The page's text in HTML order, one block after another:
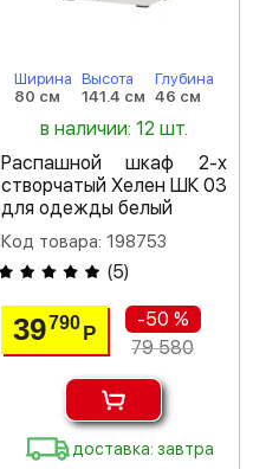
Ширина
80 см
Высота
141.4 см
Глубина
46 см
в наличии: 12 шт.
Распашной шкаф 2-х
створчатый Хелен ШК 03
для одежды белый
Код товара: 198753
(5)
39790 Р
-50 %
79 580
доставка: завтра